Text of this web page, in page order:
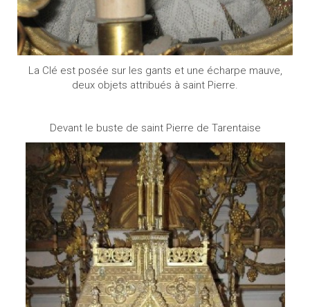
La Clé est posée sur les gants et une écharpe mauve,
deux objets attribués à saint Pierre.
Devant le buste de saint Pierre de Tarentaise